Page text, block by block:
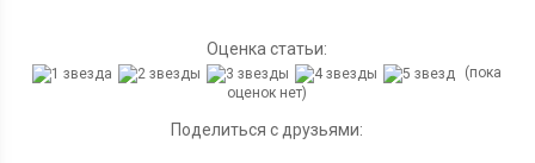
Оценка статьи:
(пока
оценок нет)
Поделиться с друзьями: